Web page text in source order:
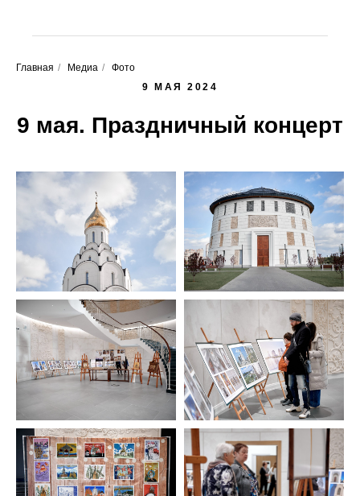
Главная / Медиа /
Фото
9 МАЯ 2024
9 мая. Праздничный концерт